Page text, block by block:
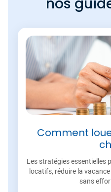
Comment
Les stratégies essentielles
locatifs, réduire la
sans